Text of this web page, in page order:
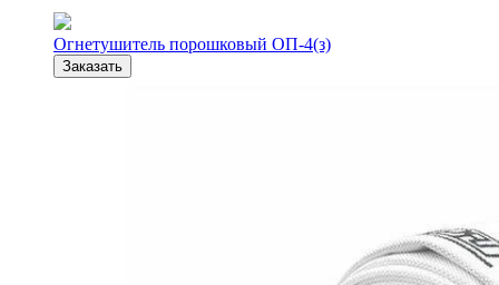
Огнетушитель порошковый ОП-4(з)
Заказать